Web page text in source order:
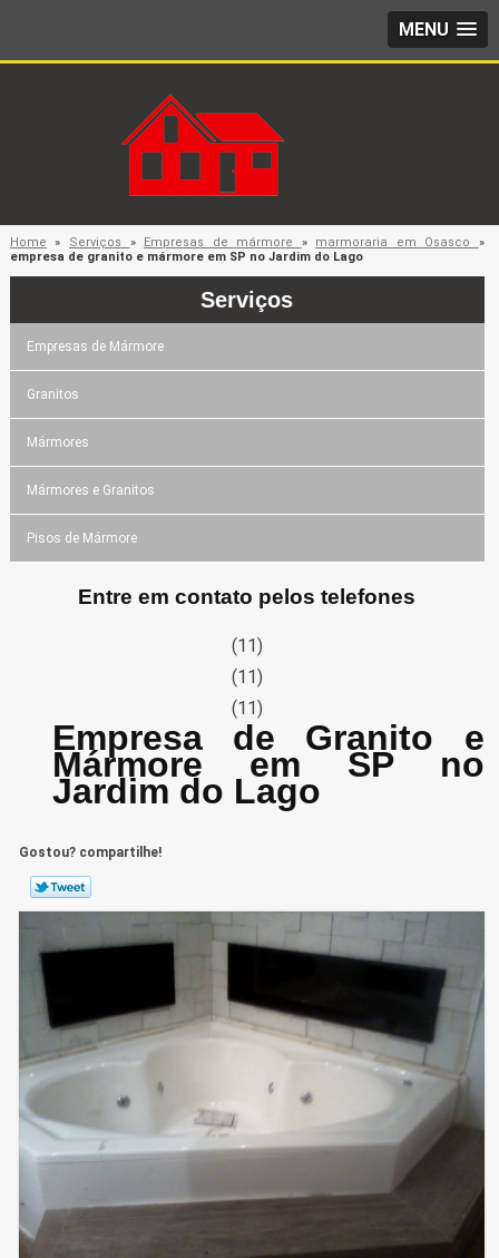
MENU
Home » Serviços » Empresas de mármore » marmoraria em Osasco »
empresa de granito e mármore em SP no Jardim do Lago
Serviços
Empresas de Mármore
Granitos
Mármores
Mármores e Granitos
Pisos de Mármore
Entre em contato pelos telefones
(11)
(11)
(11)
Empresa de Granito e
Mármore em SP no
Jardim do Lago
Gostou? compartilhe!